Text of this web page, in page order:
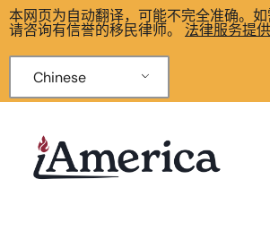
本网页为自动翻译，可能不完全准确。如
请咨询有信誉的移民律师。 法律服务提
Chinese